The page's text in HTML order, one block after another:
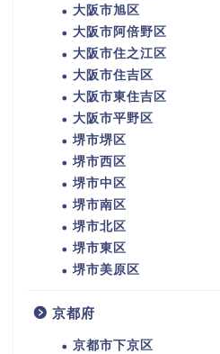
大阪市旭区
大阪市阿倍野区
大阪市住之江区
大阪市住吉区
大阪市東住吉区
大阪市平野区
堺市堺区
堺市西区
堺市中区
堺市南区
堺市北区
堺市東区
堺市美原区
京都府
京都市下京区